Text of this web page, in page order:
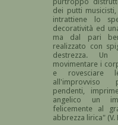
dei putti
intrattiene lo
decoratività ed
ma dal pari
realizzato con
destrezza. Un
movimentare i
e rovesciare
all'improvviso
pendenti,
angelico un
felicemente al
abbrezza lirica" (V.